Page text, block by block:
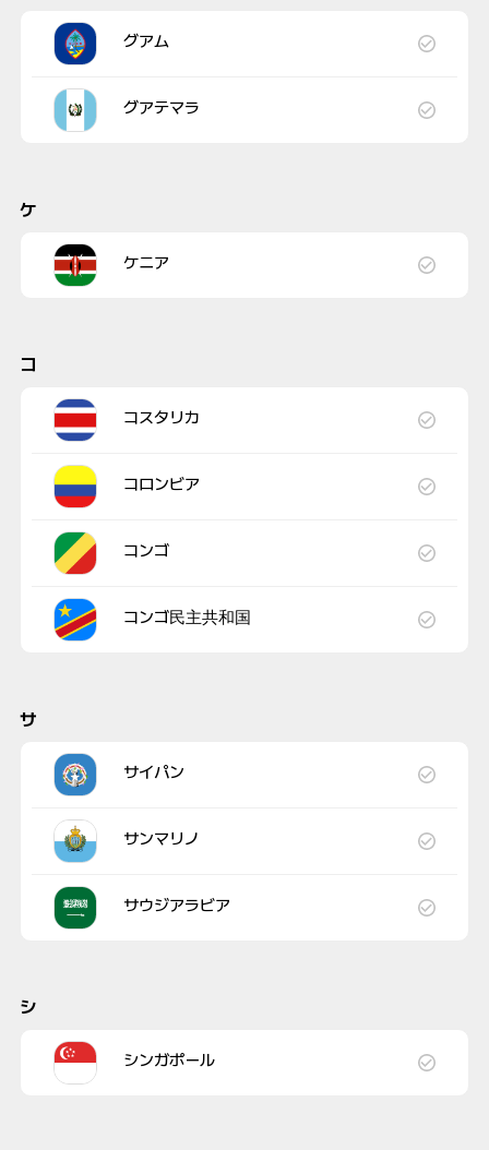
グアム
グアテマラ
ケ
ケニア
コ
コスタリカ
コロンビア
コンゴ
コンゴ民主共和国
サ
サイパン
サンマリノ
サウジアラビア
シ
シンガポール